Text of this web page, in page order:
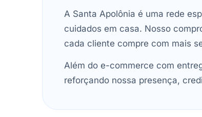
A Santa Apolônia é uma rede
cuidados em casa. Nosso
cada cliente compre com mais
Além do e-commerce com
reforçando nossa presença,